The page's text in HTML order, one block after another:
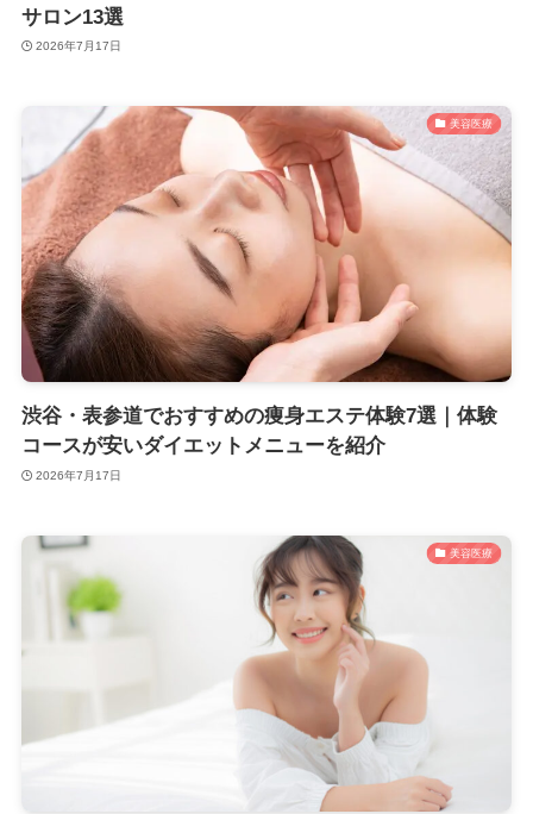
サロン13選
2026年7月17日
美容医療
渋谷・表参道でおすすめの痩身エステ体験7選｜体験
コースが安いダイエットメニューを紹介
2026年7月17日
美容医療